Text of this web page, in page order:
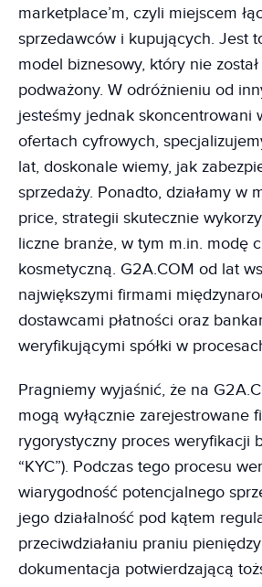
marketplace’m, czyli miejscem
sprzedawców i kupujących. Jest
model biznesowy, który nie
podważony. W odróżnieniu od
jesteśmy jednak skoncentrowani
ofertach cyfrowych,
lat, doskonale wiemy, jak
sprzedaży. Ponadto, działamy w
price, strategii skutecznie
liczne branże, w tym m.in. modę
kosmetyczną. G2A.COM od lat
największymi firmami
dostawcami płatności oraz
weryfikującymi spółki w
Pragniemy wyjaśnić, że na
mogą wyłącznie zarejestrowane
rygorystyczny proces weryfikacji
“KYC”). Podczas tego procesu
wiarygodność potencjalnego
jego działalność pod kątem
przeciwdziałaniu praniu pieniędzy
dokumentacja potwierdzającą